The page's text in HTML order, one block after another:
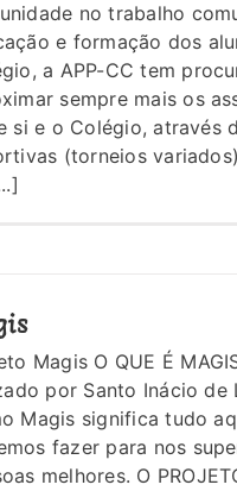
no trabalho
e formação dos
a APP-CC tem
sempre mais os
si e o Colégio, através
(torneios
Magis O QUE É
por Santo Inácio de
Magis significa tudo
fazer para nos
melhores. O